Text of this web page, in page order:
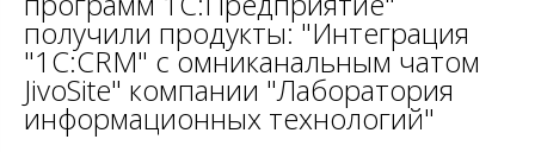
получили продукты: "Интеграция
"1С:CRM" с омниканальным чатом
JivoSite" компании "Лаборатория
информационных технологий"